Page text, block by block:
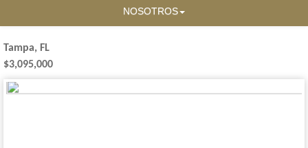
NOSOTROS
Tampa, FL
$3,095,000